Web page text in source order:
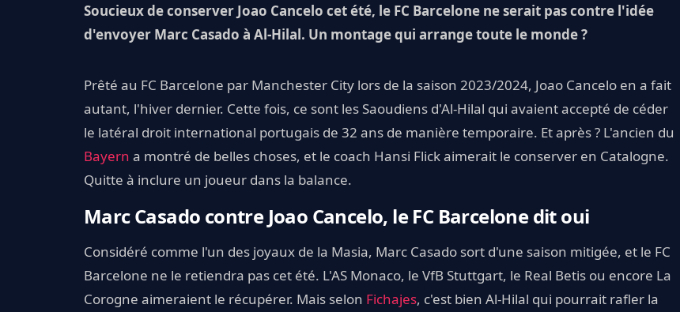
Soucieux de conserver Joao Cancelo cet été, le FC Barcelone ne serait pas contre l'idée
d'envoyer Marc Casado à Al-Hilal. Un montage qui arrange toute le monde ?
Prêté au FC Barcelone par Manchester City lors de la saison 2023/2024, Joao Cancelo en a fait
autant, l'hiver dernier. Cette fois, ce sont les Saoudiens d'Al-Hilal qui avaient accepté de céder
le latéral droit international portugais de 32 ans de manière temporaire. Et après ? L'ancien du
Bayern a montré de belles choses, et le coach Hansi Flick aimerait le conserver en Catalogne.
Quitte à inclure un joueur dans la balance.
Marc Casado contre Joao Cancelo, le FC Barcelone dit oui
Considéré comme l'un des joyaux de la Masia, Marc Casado sort d'une saison mitigée, et le FC
Barcelone ne le retiendra pas cet été. L'AS Monaco, le VfB Stuttgart, le Real Betis ou encore La
Corogne aimeraient le récupérer. Mais selon Fichajes, c'est bien Al-Hilal qui pourrait rafler la